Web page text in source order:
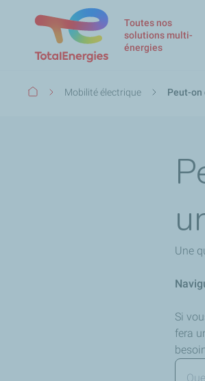
Toutes nos
solutions multi-
énergies
Fil
Mobilité électrique Peut-on
Une
Si
fera